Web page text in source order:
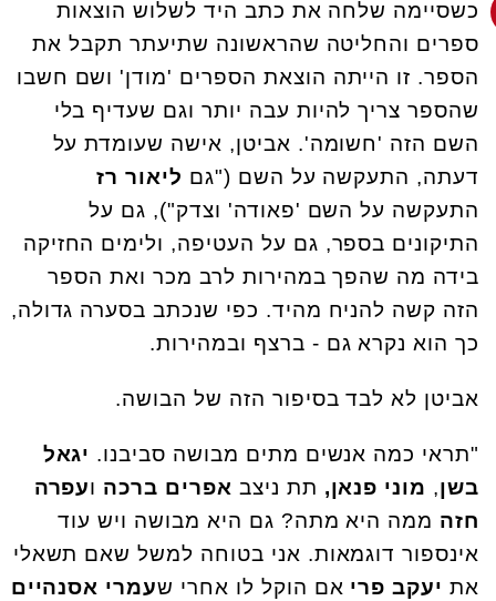
כשסיימה שלחה את כתב היד לשלוש הוצאות
ספרים והחליטה שהראשונה שתיעתר תקבל את
הספר. זו הייתה הוצאת הספרים 'מודן' ושם חשבו
שהספר צריך להיות עבה יותר וגם שעדיף בלי
השם הזה 'חשומה'. אביטן, אישה שעומדת על
דעתה, התעקשה על השם ("גם ליאור רז
התעקשה על השם 'פאודה' וצדק"), גם על
התיקונים בספר, גם על העטיפה, ולימים החזיקה
בידה מה שהפך במהירות לרב מכר ואת הספר
הזה קשה להניח מהיד. כפי שנכתב בסערה גדולה,
כך הוא נקרא גם - ברצף ובמהירות.
אביטן לא לבד בסיפור הזה של הבושה.
"תראי כמה אנשים מתים מבושה סביבנו. יגאל
בשן, מוני פנאן, תת ניצב אפרים ברכה ועפרה
חזה ממה היא מתה? גם היא מבושה ויש עוד
אינספור דוגמאות. אני בטוחה למשל שאם תשאלי
את יעקב פרי אם הוקל לו אחרי שעמרי אסנהיים